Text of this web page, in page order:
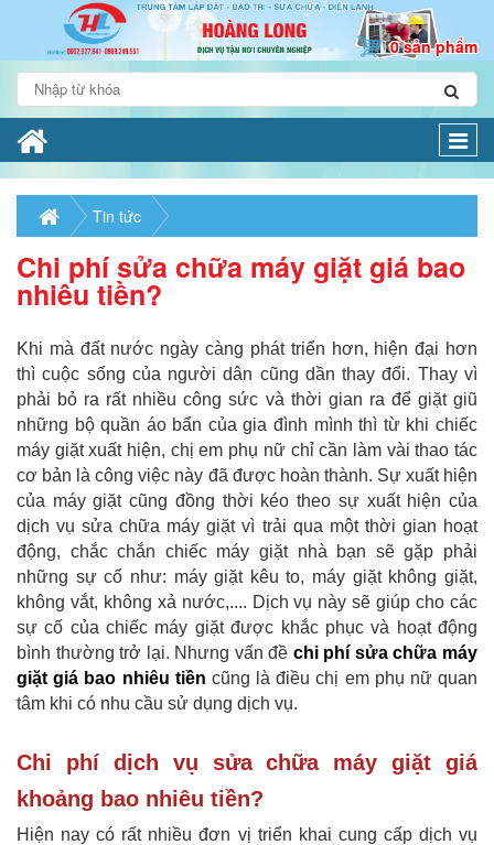
0 sản phẩm
Tin tức
Chi phí sửa chữa máy giặt giá bao
nhiêu tiền?
Khi mà đất nước ngày càng phát triển hơn, hiện đại hơn
thì cuộc sống của người dân cũng dần thay đổi. Thay vì
phải bỏ ra rất nhiều công sức và thời gian ra để giặt giũ
những bộ quần áo bẩn của gia đình mình thì từ khi chiếc
máy giặt xuất hiện, chị em phụ nữ chỉ cần làm vài thao tác
cơ bản là công việc này đã được hoàn thành. Sự xuất hiện
của máy giặt cũng đồng thời kéo theo sự xuất hiện của
dịch vụ sửa chữa máy giặt vì trải qua một thời gian hoạt
động, chắc chắn chiếc máy giặt nhà bạn sẽ gặp phải
những sự cố như: máy giặt kêu to, máy giặt không giặt,
không vắt, không xả nước,.... Dịch vụ này sẽ giúp cho các
sự cố của chiếc máy giặt được khắc phục và hoạt động
bình thường trở lại. Nhưng vấn đề chi phí sửa chữa máy
giặt giá bao nhiêu tiền cũng là điều chị em phụ nữ quan
tâm khi có nhu cầu sử dụng dịch vụ.
Chi phí dịch vụ sửa chữa máy giặt giá
khoảng bao nhiêu tiền?
Hiện nay có rất nhiều đơn vị triển khai cung cấp dịch vụ